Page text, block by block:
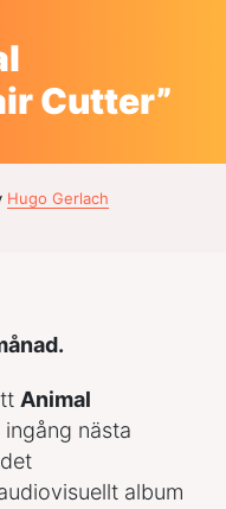
Cutter”
Hugo Gerlach
Animal
nästa
album